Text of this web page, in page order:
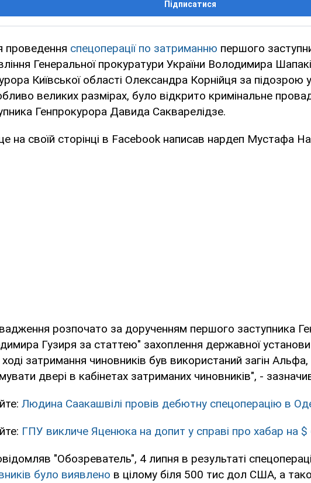
Підписатися
проведення спецоперації по затриманню першого
Генеральної прокуратури України Володимира
Київської області Олександра Корнійця за підозрою
великих размірах, було відкрито кримінальне
Генпрокурора Давида Сакварелідзе.
на своїй сторінці в Facebook написав нардеп Мустафа
розпочато за дорученням першого заступника
Гузиря за статтею" захоплення державної
затримання чиновників був використаний загін
двері в кабінетах затриманих чиновників", -
Людина Саакашвілі провів дебютну спецоперацію в
ГПУ викличе Яценюка на допит у справі про хабар на
"Обозреватель", 4 липня в результаті
було виявлено в цілому біля 500 тис дол США, а